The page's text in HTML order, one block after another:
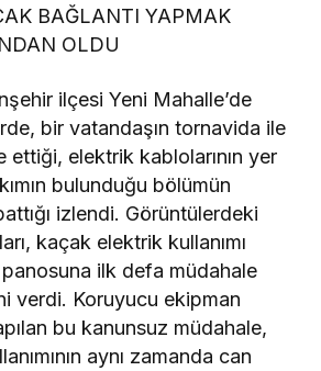
BAĞLANTI YAPMAK
OLDU
ilçesi Yeni Mahalle’de
bir vatandaşın tornavida ile
ettiği, elektrik kablolarının yer
bulunduğu bölümün
izlendi. Görüntülerdeki
kaçak elektrik kullanımı
ilk defa müdahale
verdi. Koruyucu ekipman
bu kanunsuz müdahale,
aynı zamanda can